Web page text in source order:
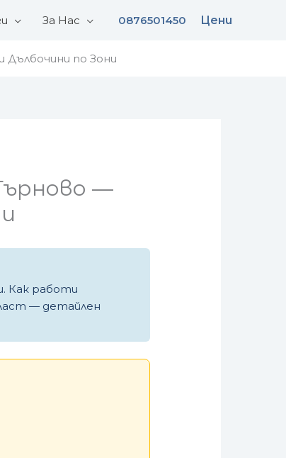
За Нас 0876501450 Цени
Дълбочини по Зони
—
Как работи
— детайлен